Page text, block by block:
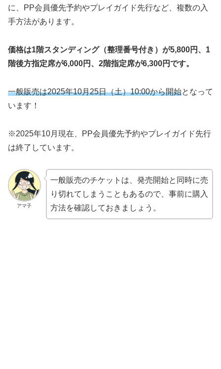
に、PP会員優先予約やプレイガイド先行など、複数の入
手方法があります。
価格は1階スタンディング（整理番号付き）が5,800円、1
階後方指定席が6,000円、2階指定席が6,300円です。
一般販売は2025年10月25日（土）10:00から開始となって
います！
※2025年10月現在、PP会員優先予約やプレイガイド先行
は終了しています。
アマ子
一般販売のチケットは、発売開始と同時に売
り切れてしまうこともあるので、事前に購入
方法を確認しておきましょう。